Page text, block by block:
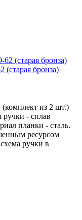
бронза)
из 2 шт.)
- сплав
планки - сталь.
ресурсом
ручки в